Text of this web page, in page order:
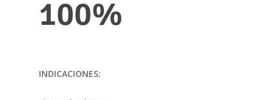
100%
INDICACIONES: